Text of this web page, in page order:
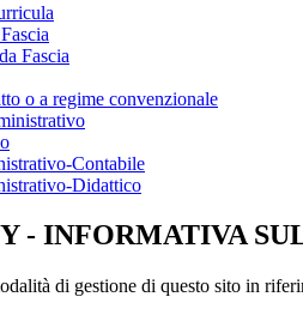
Fascia
o a regime convenzionale
Contabile
Didattico
- INFORMATIVA
di gestione di questo sito in